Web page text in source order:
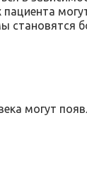
становятся
могут